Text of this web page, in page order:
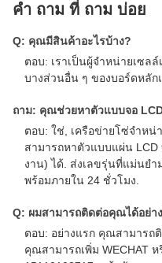
คํา ถาม ที่ ถาม บ่อย
Q: คุณมีสินค้าอะไรบ้าง?
ตอบ: เราเป็นผู้จําหน่ายเซล
บางส่วนอื่น ๆ ของบอร์ดหลัก
ถาม: คุณช่วยหาตัวแบบจอ
ตอบ: ใช่, เครือข่ายโซ่จําหน่
สามารถหาตัวแบบแผ่น LCD
งาน) ได้. ส่งเลขรุ่นที่แม่นยํา
พร้อมภายใน 24 ชั่วโมง.
Q: ผมสามารถติดต่อคุณได้อย่า
ตอบ: อย่างแรก คุณสามารถ
คุณสามารถเพิ่ม WECHAT ห